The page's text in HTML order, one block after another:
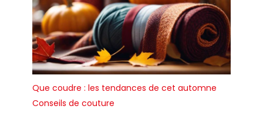
Que coudre : les tendances de cet automne
Conseils de couture